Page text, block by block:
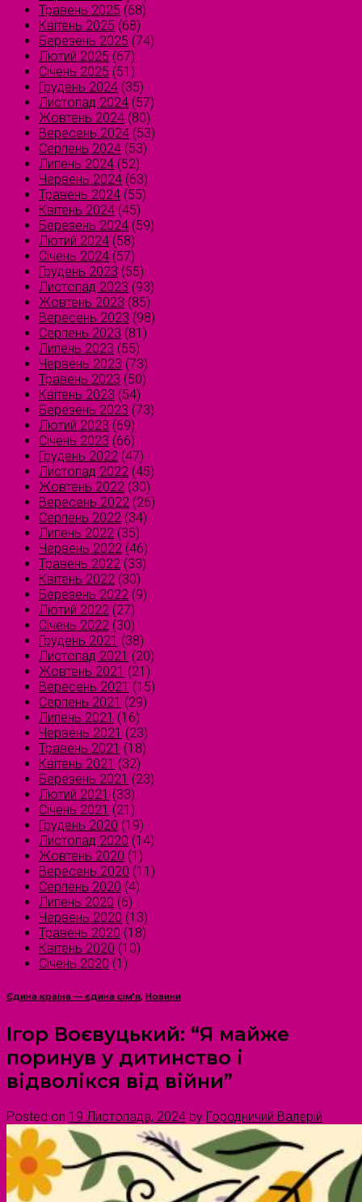
Травень 2025 (68)
Квітень 2025 (68)
Березень 2025 (74)
Лютий 2025 (67)
Січень 2025 (51)
Грудень 2024 (35)
Листопад 2024 (57)
Жовтень 2024 (80)
Вересень 2024 (53)
Серпень 2024 (53)
Липень 2024 (52)
Червень 2024 (63)
Травень 2024 (55)
Квітень 2024 (45)
Березень 2024 (59)
Лютий 2024 (58)
Січень 2024 (57)
Грудень 2023 (55)
Листопад 2023 (93)
Жовтень 2023 (85)
Вересень 2023 (98)
Серпень 2023 (81)
Липень 2023 (55)
Червень 2023 (73)
Травень 2023 (50)
Квітень 2023 (54)
Березень 2023 (73)
Лютий 2023 (69)
Січень 2023 (66)
Грудень 2022 (47)
Листопад 2022 (45)
Жовтень 2022 (30)
Вересень 2022 (26)
Серпень 2022 (34)
Липень 2022 (35)
Червень 2022 (46)
Травень 2022 (33)
Квітень 2022 (30)
Березень 2022 (9)
Лютий 2022 (27)
Січень 2022 (30)
Грудень 2021 (38)
Листопад 2021 (20)
Жовтень 2021 (21)
Вересень 2021 (15)
Серпень 2021 (29)
Липень 2021 (16)
Червень 2021 (23)
Травень 2021 (18)
Квітень 2021 (32)
Березень 2021 (23)
Лютий 2021 (33)
Січень 2021 (21)
Грудень 2020 (19)
Листопад 2020 (14)
Жовтень 2020 (1)
Вересень 2020 (11)
Серпень 2020 (4)
Липень 2020 (6)
Червень 2020 (13)
Травень 2020 (18)
Квітень 2020 (10)
Січень 2020 (1)
Єдина країна — єдина сім’я, Новини
Ігор Воєвуцький: “Я майже
поринув у дитинство і
відволікся від війни”
Posted on 19 Листопада, 2024 by Городничий Валерій